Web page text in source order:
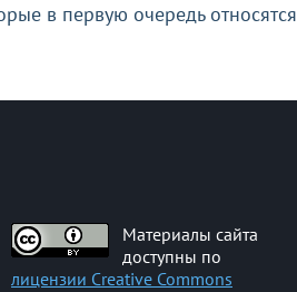
в первую очередь
Материалы сайта
доступны по
лицензии Creative Commons